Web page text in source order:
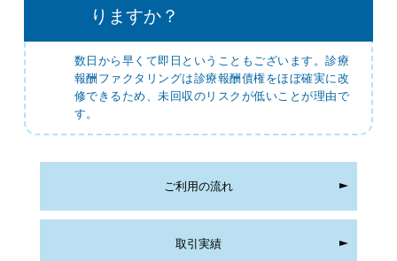
りますか？
数日から早くて即日ということもございます。診療
報酬ファクタリングは診療報酬債権をほぼ確実に改
修できるため、未回収のリスクが低いことが理由で
す。
ご利用の流れ
取引実績